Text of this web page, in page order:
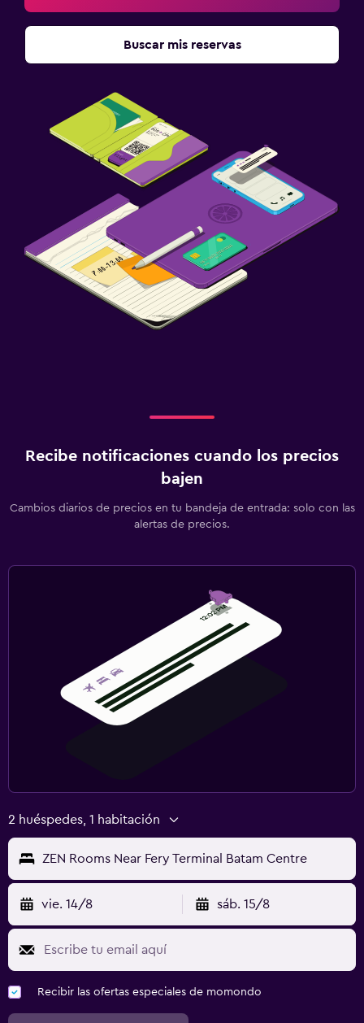
Buscar mis reservas
Recibe notificaciones cuando los precios
bajen
Cambios diarios de precios en tu bandeja de entrada: solo con las
alertas de precios.
2 huéspedes, 1 habitación
ZEN Rooms Near Fery Terminal Batam Centre
vie. 14/8 sáb. 15/8
Recibir las ofertas especiales de momondo